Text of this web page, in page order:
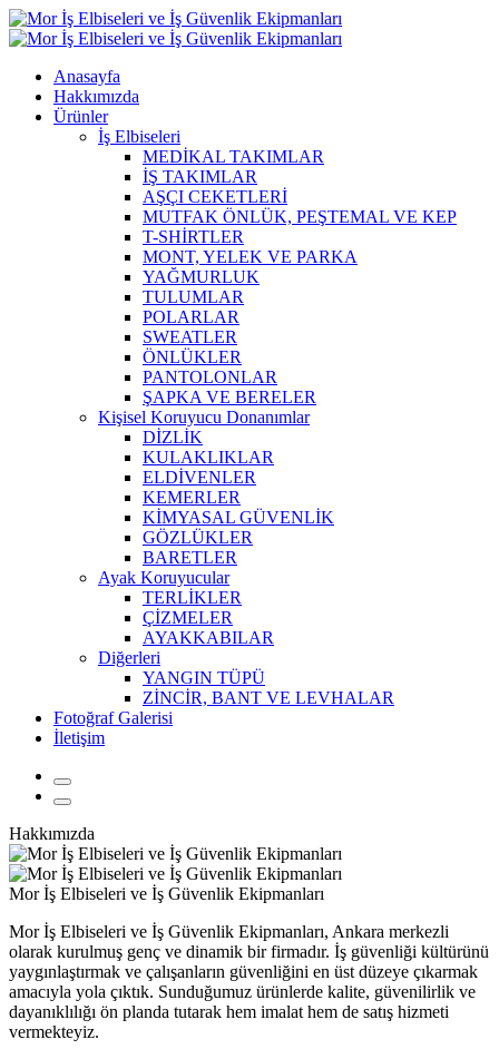
Anasayfa
Hakkımızda
Ürünler
İş Elbiseleri
MEDİKAL TAKIMLAR
İŞ TAKIMLAR
AŞÇI CEKETLERİ
MUTFAK ÖNLÜK, PEŞTEMAL VE KEP
T-SHİRTLER
MONT, YELEK VE PARKA
YAĞMURLUK
TULUMLAR
POLARLAR
SWEATLER
ÖNLÜKLER
PANTOLONLAR
ŞAPKA VE BERELER
Kişisel Koruyucu Donanımlar
DİZLİK
KULAKLIKLAR
ELDİVENLER
KEMERLER
KİMYASAL GÜVENLİK
GÖZLÜKLER
BARETLER
Ayak Koruyucular
TERLİKLER
ÇİZMELER
AYAKKABILAR
Diğerleri
YANGIN TÜPÜ
ZİNCİR, BANT VE LEVHALAR
Fotoğraf Galerisi
İletişim
Hakkımızda
Mor İş Elbiseleri ve İş Güvenlik Ekipmanları
Mor İş Elbiseleri ve İş Güvenlik Ekipmanları, Ankara merkezli
olarak kurulmuş genç ve dinamik bir firmadır. İş güvenliği kültürünü
yaygınlaştırmak ve çalışanların güvenliğini en üst düzeye çıkarmak
amacıyla yola çıktık. Sunduğumuz ürünlerde kalite, güvenilirlik ve
dayanıklılığı ön planda tutarak hem imalat hem de satış hizmeti
vermekteyiz.